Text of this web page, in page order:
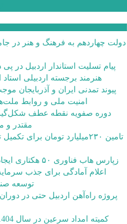
هنرمند برجسته اردبیلی استاد
امنیت ملی و روابط
مقتدر و
اعلام آمادگی برای جذب
توسعه